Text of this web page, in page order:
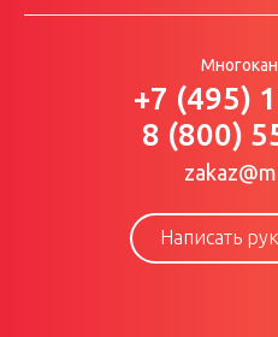
+7 (495)
8 (800)
Написать